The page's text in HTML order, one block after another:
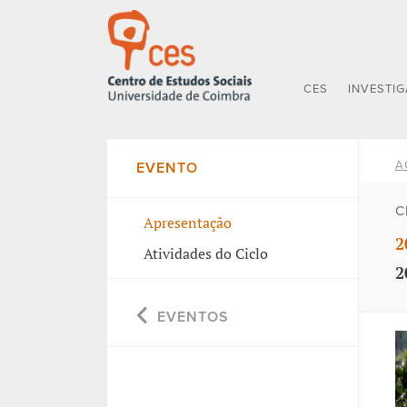
CES
EVENTO
Apresentação
Atividades do Ciclo
EVENTOS